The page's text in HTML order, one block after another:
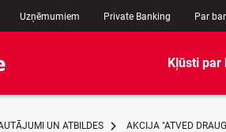
Uzņēmumiem Private Banking Par
Kļūsti par
UN ATBILDES AKCIJA "ATVED